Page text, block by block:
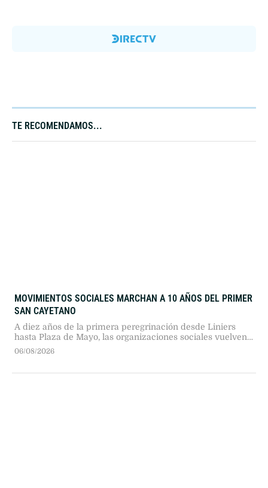
TE RECOMENDAMOS...
MOVIMIENTOS SOCIALES MARCHAN A 10 AÑOS DEL PRIMER
SAN CAYETANO
A diez años de la primera peregrinación desde Liniers
hasta Plaza de Mayo, las organizaciones sociales vuelven
a marchar este 7 de agosto. La UTEP, la CGT y las CTA
06/08/2026